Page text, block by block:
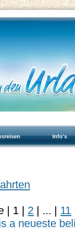
Info's
| 1 | 2 | ... | 11
a neueste